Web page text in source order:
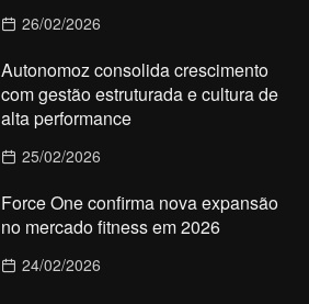
26/02/2026
Autonomoz consolida crescimento
com gestão estruturada e cultura de
alta performance
25/02/2026
Force One confirma nova expansão
no mercado fitness em 2026
24/02/2026